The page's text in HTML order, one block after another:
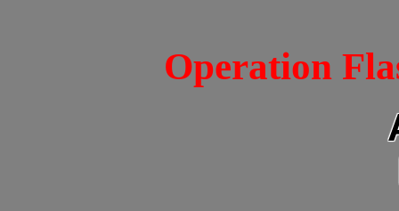
Operation